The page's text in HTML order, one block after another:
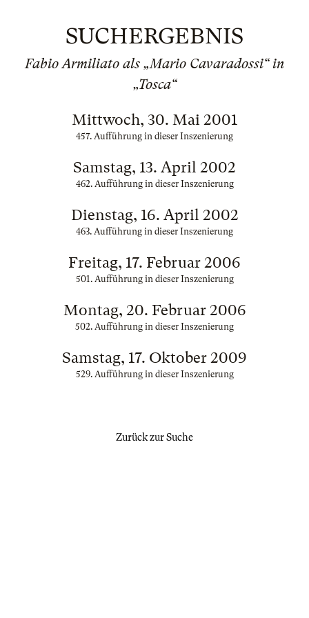
SUCHERGEBNIS
Fabio Armiliato als „Mario Cavaradossi“ in
„Tosca“
Mittwoch, 30. Mai 2001
457. Aufführung in dieser Inszenierung
Samstag, 13. April 2002
462. Aufführung in dieser Inszenierung
Dienstag, 16. April 2002
463. Aufführung in dieser Inszenierung
Freitag, 17. Februar 2006
501. Aufführung in dieser Inszenierung
Montag, 20. Februar 2006
502. Aufführung in dieser Inszenierung
Samstag, 17. Oktober 2009
529. Aufführung in dieser Inszenierung
Zurück zur Suche